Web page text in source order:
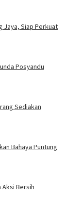
Jaya, Siap Perkuat
Posyandu
Sediakan
Bahaya Puntung
Aksi Bersih